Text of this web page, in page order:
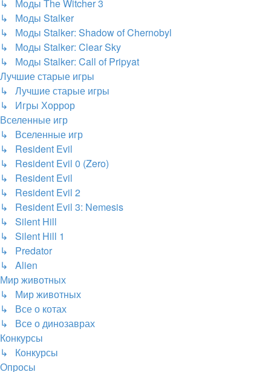
↳ Моды The Witcher 3
↳ Моды Stalker
↳ Моды Stalker: Shadow of Chernobyl
↳ Моды Stalker: Clear Sky
↳ Моды Stalker: Call of Pripyat
Лучшие старые игры
↳ Лучшие старые игры
↳ Игры Хоррор
Вселенные игр
↳ Вселенные игр
↳ Resident Evil
↳ Resident Evil 0 (Zero)
↳ Resident Evil
↳ Resident Evil 2
↳ Resident Evil 3: Nemesis
↳ Silent Hill
↳ Silent Hill 1
↳ Predator
↳ Alien
Мир животных
↳ Мир животных
↳ Все о котах
↳ Все о динозаврах
Конкурсы
↳ Конкурсы
Опросы